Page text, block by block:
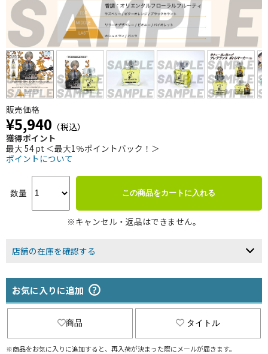
販売価格
¥5,940 （税込）
獲得ポイント
最大 54 pt ＜最大1％ポイントバック！＞
ポイントについて
数量 この商品をカートに入れる
※キャンセル・返品はできません。
店舗の在庫を確認する
お気に入りに追加
商品 タイトル
※商品をお気に入りに追加すると、再入荷が決まった際にメールが届きます。